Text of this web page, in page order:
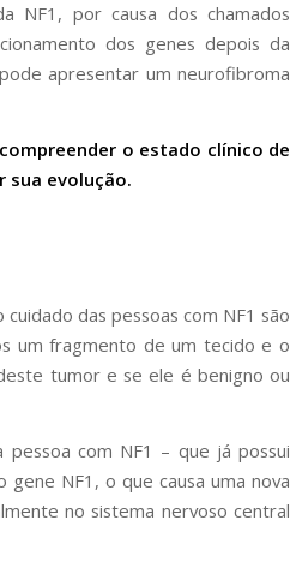
NF1, por causa dos chamados
dos genes depois da
apresentar um neurofibroma
o estado clínico de
sua evolução.
das pessoas com NF1 são
um fragmento de um tecido e o
tumor e se ele é benigno ou
com NF1 – que já possui
gene NF1, o que causa uma nova
no sistema nervoso central